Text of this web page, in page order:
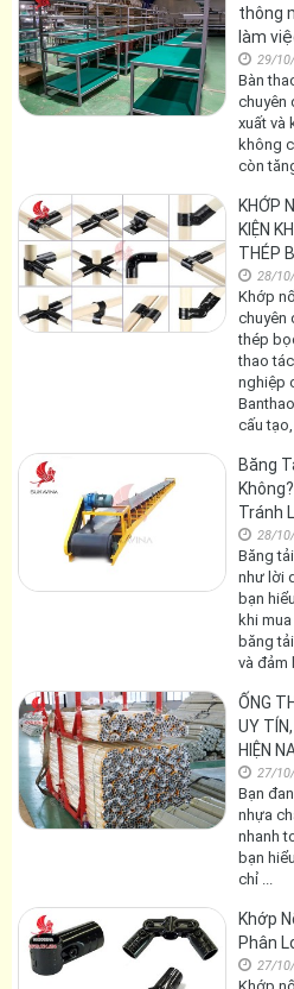
thông
làm
29/
Bàn
chuyên
xuất và
không
còn
KHỚP
KIỆN
THÉP
28/
Khớp
chuyên
thép
thao
nghiệp
cấu tạo,
Băng
Tránh
28/
Băng
như lời
bạn
khi
băng
và đảm
ỐNG
UY
HIỆN
27/
Bạn
nhựa
nhanh
bạn
chỉ ...
Khớp
Phân
27/
Khớp